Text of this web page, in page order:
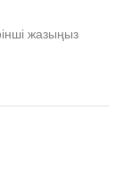
жазыңыз